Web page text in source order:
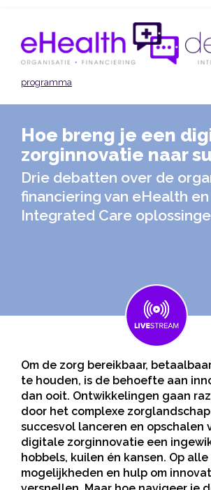
main
content
programma
Hoe breng je een
zorginnovatie naar
Drie debatten over de
financiering van eHealth en
Integrated Care
Om de zorg bereikbaar,
te houden, is de behoefte aan
dan ooit. Ontwikkelingen gaan
door het complexe
succesvol lanceren en opschalen
digitale zorginnovatie een
hobbels, kuilen én kansen. Op
mogelijkheden en hulp om